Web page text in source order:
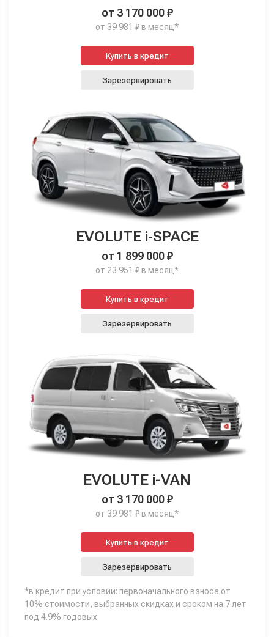
от 3 170 000 ₽
от 39 981 ₽ в месяц*
Купить в кредит
Зарезервировать
EVOLUTE i‑SPACE
от 1 899 000 ₽
от 23 951 ₽ в месяц*
Купить в кредит
Зарезервировать
EVOLUTE i-VAN
от 3 170 000 ₽
от 39 981 ₽ в месяц*
Купить в кредит
Зарезервировать
*в кредит при условии: первоначального взноса от
10% стоимости, выбранных скидках и сроком на 7 лет
под 4.9% годовых